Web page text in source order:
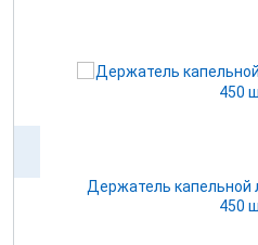
Держатель капельной
450